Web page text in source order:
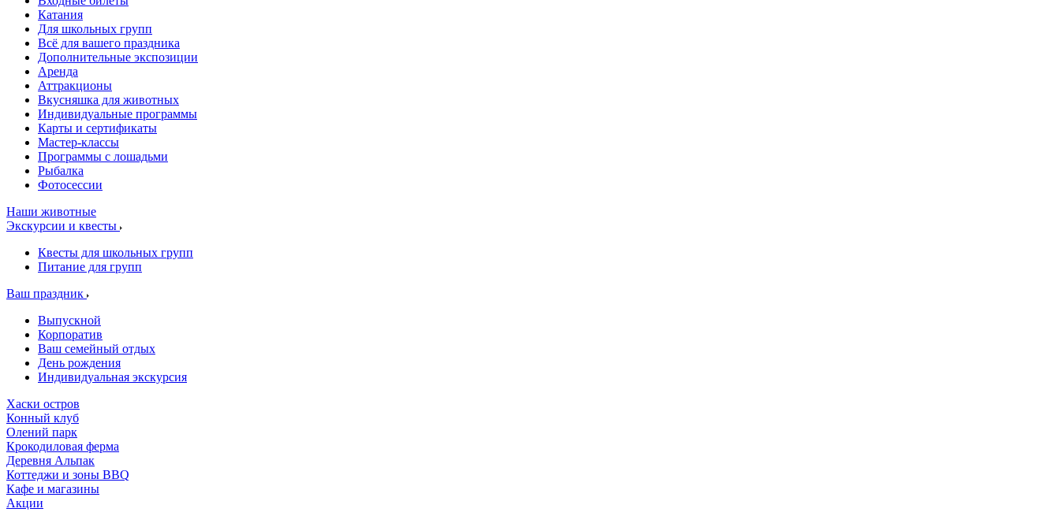
Катания
Для школьных групп
Всё для вашего праздника
Дополнительные экспозиции
Аренда
Аттракционы
Вкусняшка для животных
Индивидуальные программы
Карты и сертификаты
Мастер-классы
Программы с лошадьми
Рыбалка
Фотосессии
Наши животные
Экскурсии и квесты
Квесты для школьных групп
Питание для групп
Ваш праздник
Выпускной
Корпоратив
Ваш семейный отдых
День рождения
Индивидуальная экскурсия
Хаски остров
Конный клуб
Олений парк
Крокодиловая ферма
Деревня Альпак
Коттеджи и зоны BBQ
Кафе и магазины
Акции